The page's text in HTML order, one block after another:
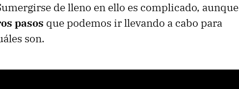
de lleno en ello es complicado, aunque
pasos que podemos ir llevando a cabo para
son.